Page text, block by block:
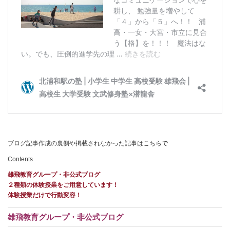
ブログ記事作成の裏側や掲載されなかった記事はこちらで
Contents
雄飛教育グループ・非公式ブログ
２種類の体験授業をご用意しています！
体験授業だけで行動変容！
雄飛教育グループ・非公式ブログ